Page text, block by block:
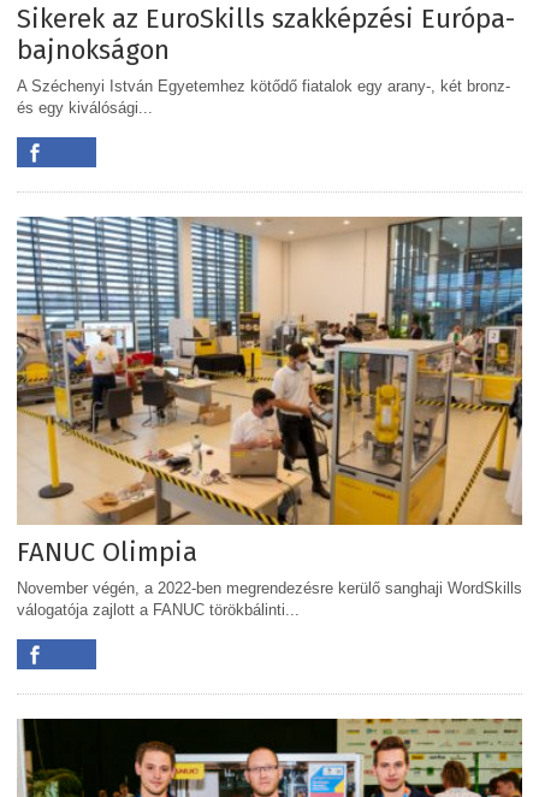
Sikerek az EuroSkills szakképzési Európa-
bajnokságon
A Széchenyi István Egyetemhez kötődő fiatalok egy arany-, két bronz-
és egy kiválósági...
FANUC Olimpia
November végén, a 2022-ben megrendezésre kerülő sanghaji WordSkills
válogatója zajlott a FANUC törökbálinti...